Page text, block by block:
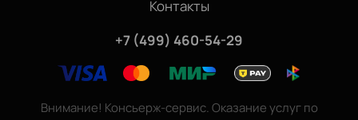
Контакты
+7 (499) 460-54-29
Внимание! Консьерж-сервис. Оказание услуг по